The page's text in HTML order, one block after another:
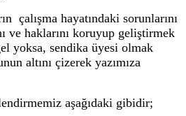
çalışma hayatındaki sorunlarını
ve haklarını koruyup geliştirmek
yoksa, sendika üyesi olmak
altını çizerek yazımıza
aşağıdaki gibidir;